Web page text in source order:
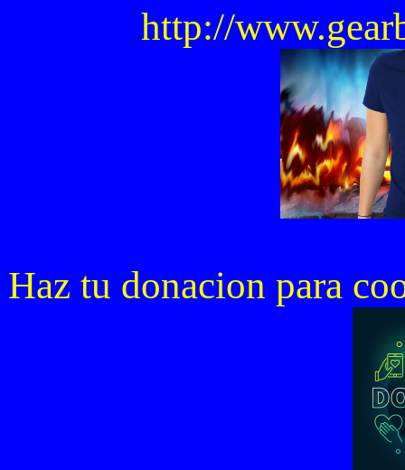
http://
Haz tu donacion para